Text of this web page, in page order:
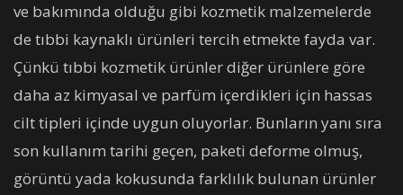
ve bakımında olduğu gibi kozmetik malzemelerde
de tıbbi kaynaklı ürünleri tercih etmekte fayda var.
Çünkü tıbbi kozmetik ürünler diğer ürünlere göre
daha az kimyasal ve parfüm içerdikleri için hassas
cilt tipleri içinde uygun oluyorlar. Bunların yanı sıra
son kullanım tarihi geçen, paketi deforme olmuş,
görüntü yada kokusunda farklılık bulunan ürünler